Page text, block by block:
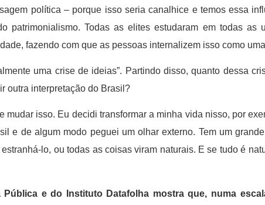
política – porque isso seria canalhice e temos essa
Todas as elites estudaram em todas as
fazendo com que as pessoas internalizem isso como
uma crise de ideias”. Partindo disso, quanto dessa
outra interpretação do Brasil?
isso. Eu decidi transformar a minha vida nisso, por
e de algum modo peguei um olhar externo. Tem um
lo, ou todas as coisas viram naturais. E se tudo é
e do Instituto Datafolha mostra que, numa